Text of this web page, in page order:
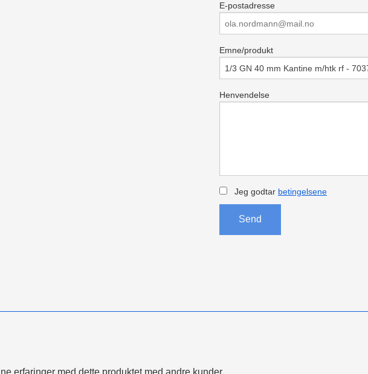
E-postadresse
Emne/produkt
Henvendelse
Jeg godtar betingelsene
Send
erfaringer med dette produktet med andre kunder.